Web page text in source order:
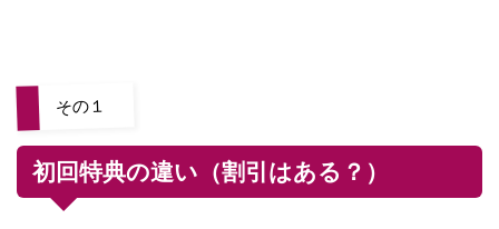
その１
初回特典の違い（割引はある？）